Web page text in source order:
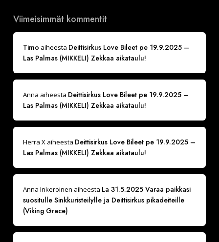
Viimeisimmät kommentit
Timo aiheesta Deittisirkus Love Bileet pe 19.9.2025 –
Las Palmas (MIKKELI) Zekkaa aikataulu!
Anna aiheesta Deittisirkus Love Bileet pe 19.9.2025 –
Las Palmas (MIKKELI) Zekkaa aikataulu!
Herra Xaiheesta Deittisirkus Love Bileet pe 19.9.2025 –
Las Palmas (MIKKELI) Zekkaa aikataulu!
Anna Inkeroinen aiheesta La 31.5.2025 Varaa paikkasi
suositulle Sinkkuristeilylle ja Deittisirkus pikadeiteille
(Viking Grace)